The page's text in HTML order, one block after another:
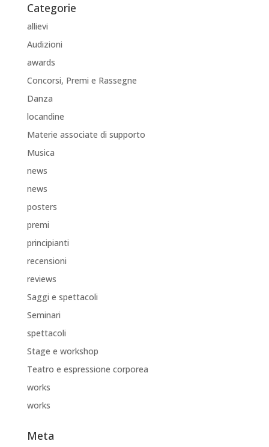
Categorie
allievi
Audizioni
awards
Concorsi, Premi e Rassegne
Danza
locandine
Materie associate di supporto
Musica
news
news
posters
premi
principianti
recensioni
reviews
Saggi e spettacoli
Seminari
spettacoli
Stage e workshop
Teatro e espressione corporea
works
works
Meta